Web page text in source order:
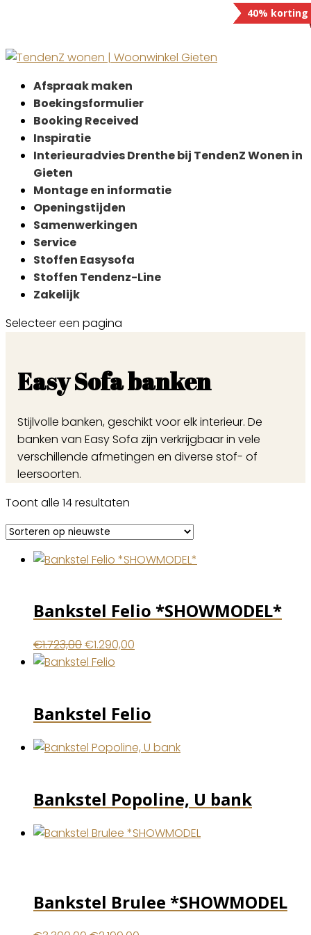
Afspraak maken
Boekingsformulier
Booking Received
Inspiratie
Interieuradvies Drenthe bij TendenZ Wonen in
Gieten
Montage en informatie
Openingstijden
Samenwerkingen
Service
Stoffen Easysofa
Stoffen Tendenz-Line
Zakelijk
Selecteer een pagina
Easy Sofa banken
Stijlvolle banken, geschikt voor elk interieur. De
banken van Easy Sofa zijn verkrijgbaar in vele
verschillende afmetingen en diverse stof- of
leersoorten.
Toont alle 14 resultaten
nieuwste
25% korting
Bankstel Felio *SHOWMODEL*
€1.723,00Oorspronkelijke
prijs
€1.290,00
Bankstel Felio
Bankstel Popoline, U bank
30% korting
Bankstel Brulee *SHOWMODEL
30% korting
25% korting
40% korting